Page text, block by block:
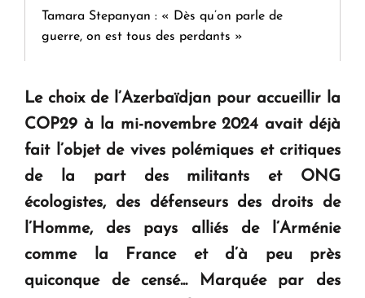
Tamara Stepanyan : « Dès qu’on parle de
guerre, on est tous des perdants »
" Tant qu'il n'existe pas d'alternative concrète, la
KASA : 30 ans d'audace, de résilience et d'avenir
en Arménie
Le premier hôtel Hyatt Regency d'Arménie
ouvrira ses portes à Dilijan
Le choix de l’Azerbaïdjan pour accueillir la
COP29 à la mi-novembre 2024 avait déjà
fait l’objet de vives polémiques et critiques
de la part des militants et ONG
écologistes, des défenseurs des droits de
l’Homme, des pays alliés de l’Arménie
comme la France et d’à peu près
quiconque de censé... Marquée par des